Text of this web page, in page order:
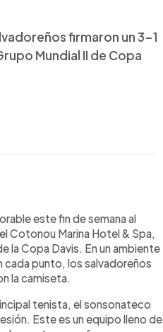
firmaron un 3-1
Mundial II de Copa
II de la Copa Davis
caer en el primer
Alexis Klegou. Diego
El domingo, Durán y
selló la victoria final
ambiente intenso
entrega orgullo
este fin de semana al
Cotonou Marina Hotel & Spa,
la Copa Davis. En un ambiente
cada punto, los salvadoreños
la camiseta.
tenista, el sonsonateco
Este es un equipo lleno de